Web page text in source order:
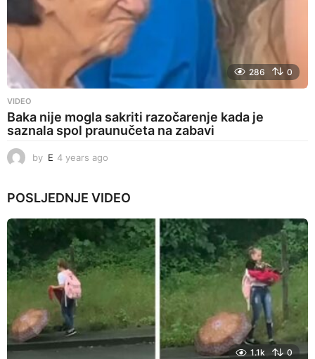
286 0
VIDEO
Baka nije mogla sakriti razočarenje kada je
saznala spol praunučeta na zabavi
by E 4 years ago
a
a
g
o
POSLJEDNJE VIDEO
1.1k 0